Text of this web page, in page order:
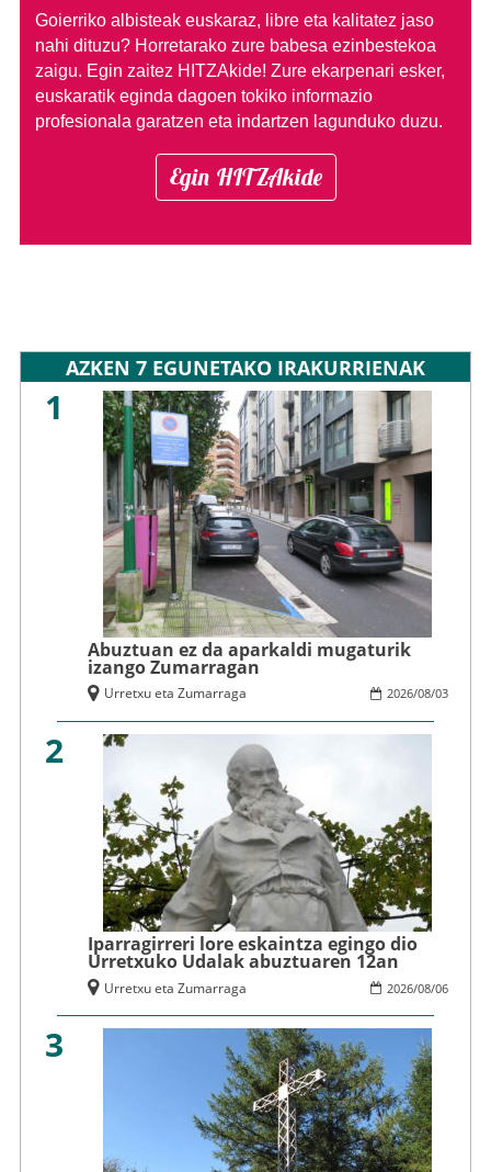
Goierriko albisteak euskaraz, libre eta kalitatez jaso
nahi dituzu? Horretarako zure babesa ezinbestekoa
zaigu. Egin zaitez HITZAkide! Zure ekarpenari esker,
euskaratik eginda dagoen tokiko informazio
profesionala garatzen eta indartzen lagunduko duzu.
Egin HITZAkide
AZKEN 7 EGUNETAKO IRAKURRIENAK
1
Abuztuan ez da aparkaldi mugaturik
izango Zumarragan
2026/08/03
Urretxu eta Zumarraga
2
Iparragirreri lore eskaintza egingo dio
Urretxuko Udalak abuztuaren 12an
2026/08/06
Urretxu eta Zumarraga
3